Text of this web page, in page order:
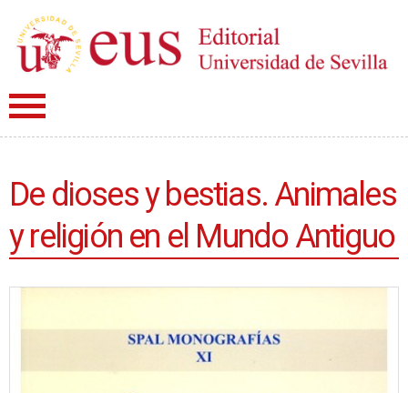
De dioses y bestias. Animales
y religión en el Mundo Antiguo